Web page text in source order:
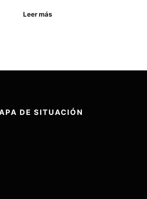
Leer más
DE SITUACIÓN